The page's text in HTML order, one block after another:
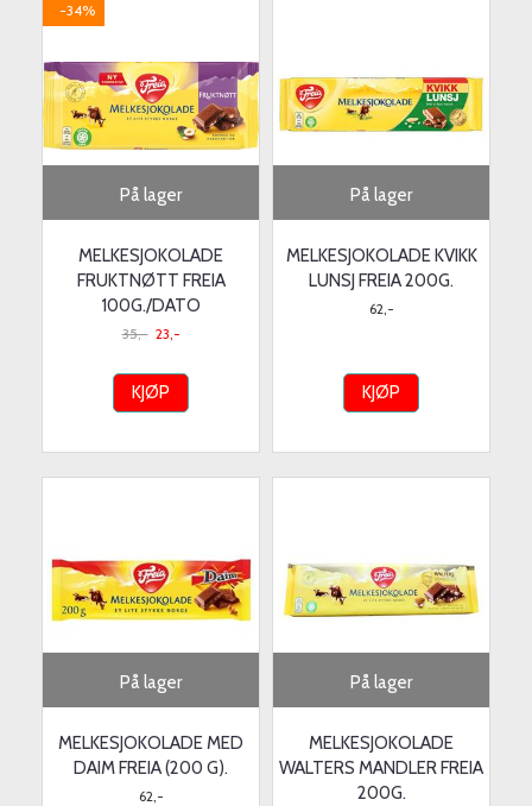
På lager
-34%
MELKESJOKOLADE
FRUKTNØTT FREIA
100G./DATO
35,- 23,-
KJØP
På lager
MELKESJOKOLADE KVIKK
LUNSJ FREIA 200G.
62,-
KJØP
På lager
MELKESJOKOLADE MED
DAIM FREIA (200 G).
62,-
På lager
MELKESJOKOLADE
WALTERS MANDLER FREIA
200G.